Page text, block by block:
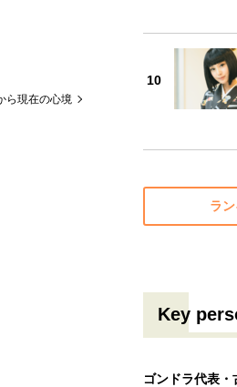
ら現在の心境
10
ラ
Key
ゴンドラ代表・